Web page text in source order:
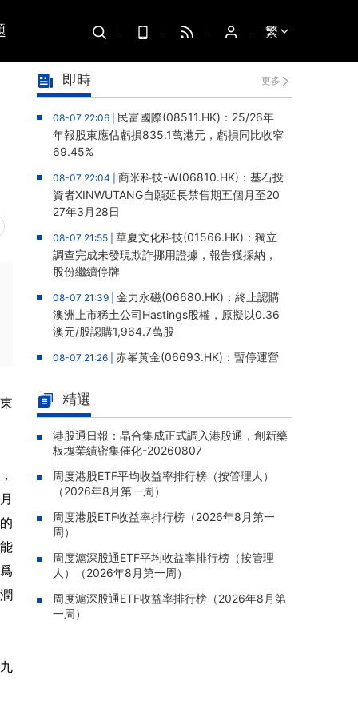
繁
即時 更多
08-07 22:06 | 民富國際(08511.HK)：25/26年
年報股東應佔虧損835.1萬港元，虧損同比收窄
69.45%
08-07 22:04 | 商米科技-W(06810.HK)：基石投
資者XINWUTANG自願延長禁售期五個月至20
27年3月28日
08-07 21:55 | 華夏文化科技(01566.HK)：獨立
調查完成未發現欺詐挪用證據，報告獲採納，
股份繼續停牌
08-07 21:39 | 金力永磁(06680.HK)：終止認購
澳洲上市稀土公司Hastings股權，原擬以0.36
澳元/股認購1,964.7萬股
08-07 21:26 | 赤峯黃金(06693.HK)：暫停運營
人民幣5,406萬元
08-07 20:07 |靈寶黃金(03330.HK)：新疆哈巴
河勘查取得重大進展，保有金金屬量由13.20噸
躍升至53.94噸
08-07 20:04 |迅策(03317.HK)：與天合算力訂
立戰略合作備忘，共探能源垂類大模型與Toke
n工廠商業化
08-07 20:02 |
中國泛半導體IMSS市場排名第三
08-07 19:47 | 浙能邁領綠航二次遞表港交所，爲
全球領先的綠色航運設備和系統提供商
08-07 19:09 |
精選
港股通日報：晶合集成正式調入港股通，創新藥
板塊業績密集催化-20260807
周度港股ETF平均收益率排行榜（按管理人）
（2026年8月第一周）
周度港股ETF收益率排行榜（2026年8月第一
周）
周度滬深股通ETF平均收益率排行榜（按管理
人）（2026年8月第一周）
周度滬深股通ETF收益率排行榜（2026年8月第
一周）